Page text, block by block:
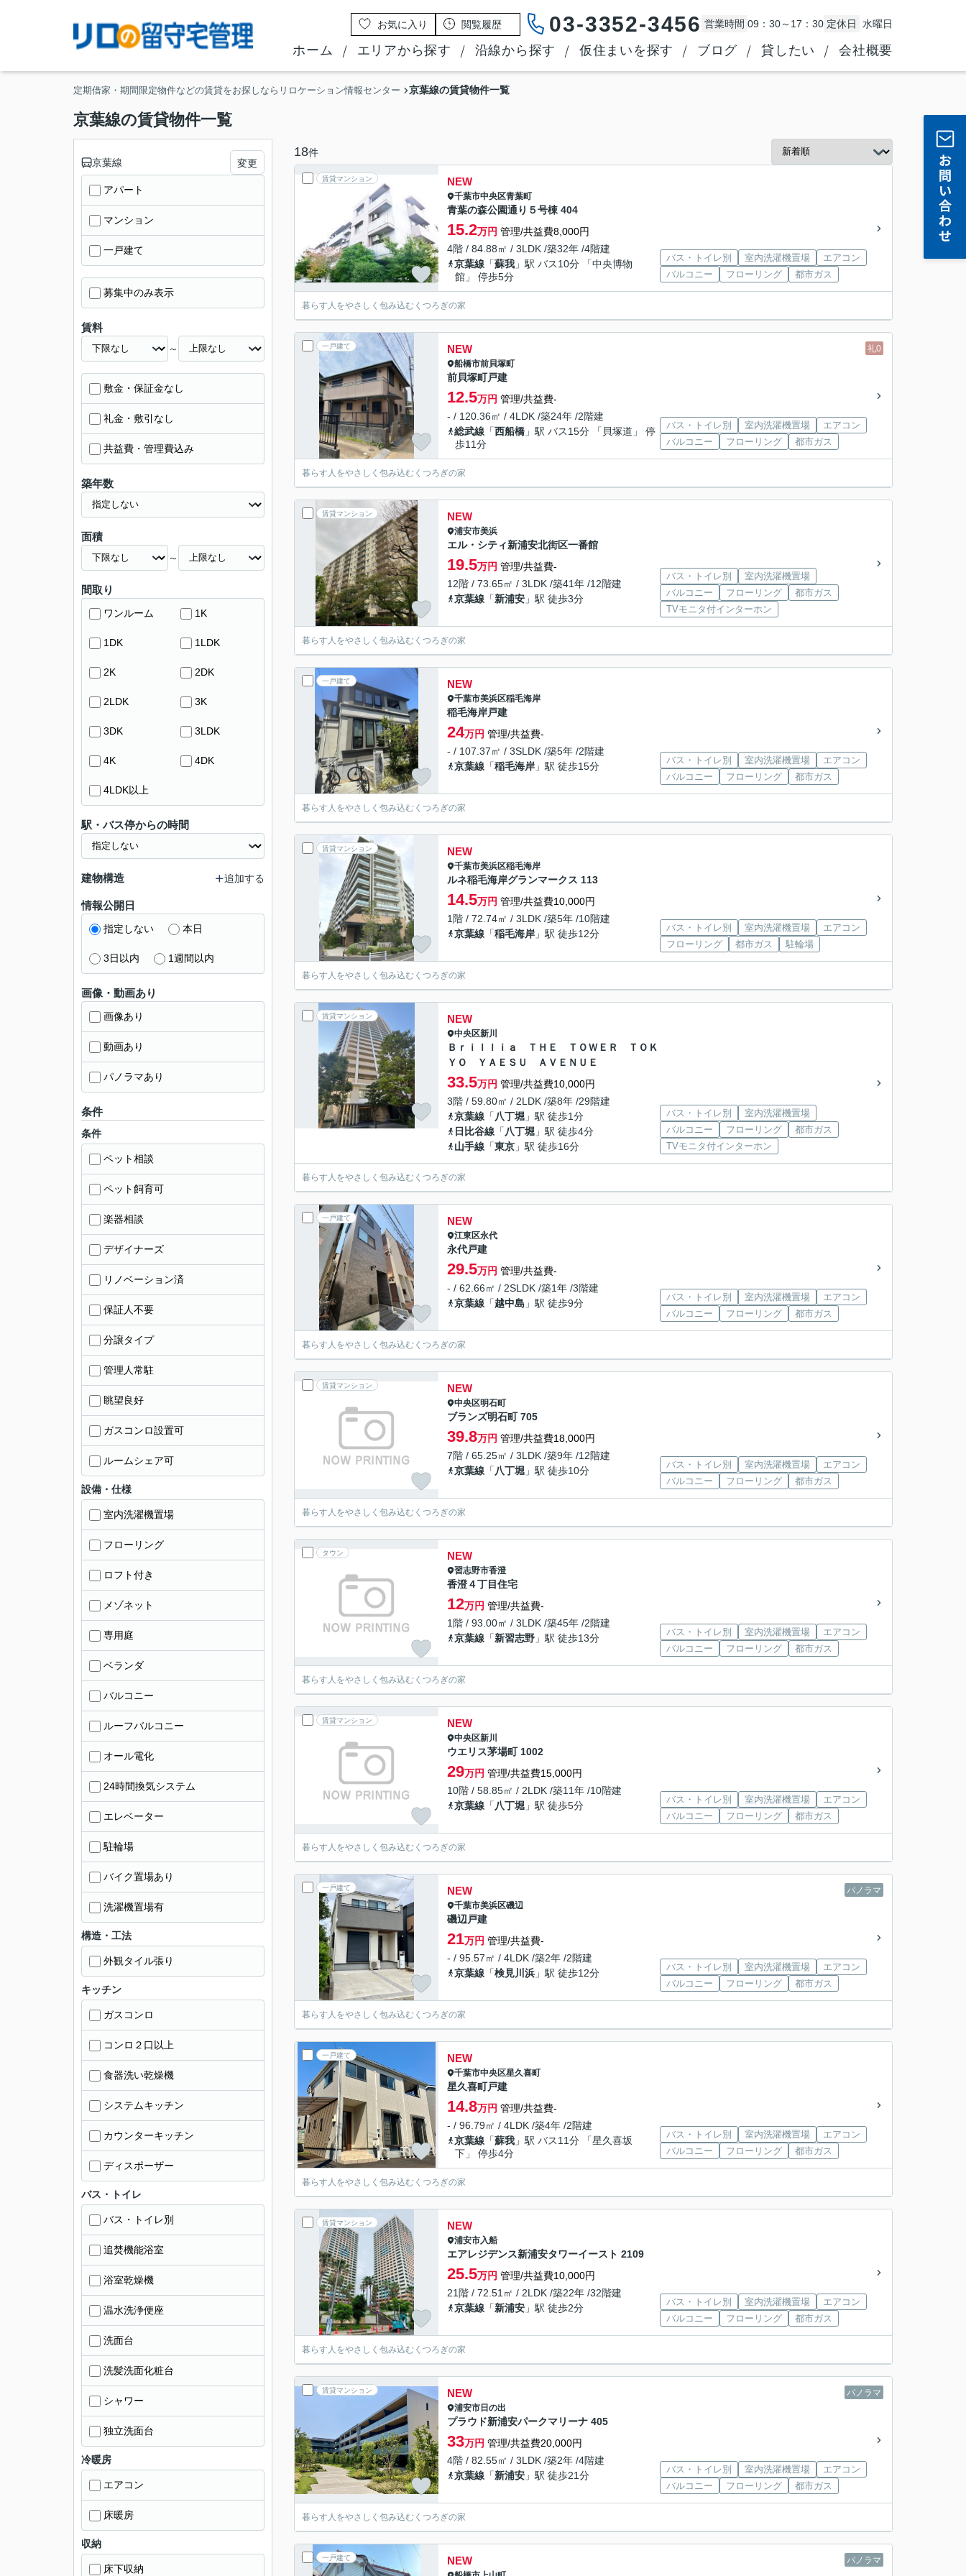
お気に入り 閲覧履歴 03-3352-3456 営業時間 09：30～17：30 定休日 水曜日
ホーム エリアから探す 沿線から探す 仮住まいを探す ブログ 貸したい 会社概要
定期借家・期間限定物件などの賃貸をお探しならリロケーション情報センター 京葉線の賃貸物件一覧
京葉線の賃貸物件一覧
18件
賃貸マンション NEW
千葉市中央区青葉町
青葉の森公園通り５号棟 404
15.2万円 管理/共益費8,000円
4階 / 84.88㎡ / 3LDK /築32年 /4階建
京葉線 「蘇我 」駅 バス10分 「中央博物
館」 停歩5分
バス・トイレ別 室内洗濯機置場
エアコン
バルコニー
フローリング 都市ガス
暮らす人をやさしく包み込むくつろぎの家
一戸建て 礼0
NEW
船橋市前貝塚町
前貝塚町戸建
12.5万円 管理/共益費-
- / 120.36㎡ / 4LDK /築24年 /2階建
総武線 「西船橋 」駅 バス15分 「貝塚道」 停
歩11分
バス・トイレ別 室内洗濯機置場
エアコン
バルコニー
フローリング 都市ガス
暮らす人をやさしく包み込むくつろぎの家
賃貸マンション NEW
浦安市美浜
エル・シティ新浦安北街区一番館
19.5万円 管理/共益費-
12階 / 73.65㎡ / 3LDK /築41年 /12階建
京葉線 「新浦安 」駅 徒歩3分
バス・トイレ別
室内洗濯機置場
バルコニー
フローリング
都市ガス
TVモニタ付インターホン
暮らす人をやさしく包み込むくつろぎの家
一戸建て NEW
千葉市美浜区稲毛海岸
稲毛海岸戸建
24万円 管理/共益費-
- / 107.37㎡ / 3SLDK /築5年 /2階建
京葉線 「稲毛海岸 」駅 徒歩15分
バス・トイレ別 室内洗濯機置場
エアコン
バルコニー
フローリング 都市ガス
暮らす人をやさしく包み込むくつろぎの家
賃貸マンション NEW
千葉市美浜区稲毛海岸
ルネ稲毛海岸グランマークス 113
14.5万円 管理/共益費10,000円
1階 / 72.74㎡ / 3LDK /築5年 /10階建
京葉線 「稲毛海岸 」駅 徒歩12分
バス・トイレ別 室内洗濯機置場
エアコン
フローリング
都市ガス 駐輪場
暮らす人をやさしく包み込むくつろぎの家
賃貸マンション NEW
中央区新川
Ｂｒｉｌｌｉａ ＴＨＥ ＴＯＷＥＲ ＴＯＫ
ＹＯ ＹＡＥＳＵ ＡＶＥＮＵＥ
33.5万円 管理/共益費10,000円
3階 / 59.80㎡ / 2LDK /築8年 /29階建
京葉線 「 八丁堀 」駅 徒歩1分
日比谷線 「 八丁堀 」駅 徒歩4分
山手線 「東京 」駅 徒歩16分
バス・トイレ別
室内洗濯機置場
バルコニー
フローリング
都市ガス
TVモニタ付インターホン
暮らす人をやさしく包み込むくつろぎの家
一戸建て NEW
江東区永代
永代戸建
29.5万円 管理/共益費-
- / 62.66㎡ / 2SLDK /築1年 /3階建
京葉線 「越中島 」駅 徒歩9分
バス・トイレ別 室内洗濯機置場
エアコン
バルコニー
フローリング 都市ガス
暮らす人をやさしく包み込むくつろぎの家
賃貸マンション NEW
中央区明石町
ブランズ明石町 705
39.8万円 管理/共益費18,000円
7階 / 65.25㎡ / 3LDK /築9年 /12階建
京葉線 「 八丁堀 」駅 徒歩10分
バス・トイレ別 室内洗濯機置場
エアコン
バルコニー
フローリング 都市ガス
暮らす人をやさしく包み込むくつろぎの家
タウン NEW
習志野市香澄
香澄４丁目住宅
12万円 管理/共益費-
1階 / 93.00㎡ / 3LDK /築45年 /2階建
京葉線 「新習志野 」駅 徒歩13分
バス・トイレ別 室内洗濯機置場
エアコン
バルコニー
フローリング 都市ガス
暮らす人をやさしく包み込むくつろぎの家
賃貸マンション NEW
中央区新川
ウエリス茅場町 1002
29万円 管理/共益費15,000円
10階 / 58.85㎡ / 2LDK /築11年 /10階建
京葉線 「 八丁堀 」駅 徒歩5分
バス・トイレ別 室内洗濯機置場
エアコン
バルコニー
フローリング 都市ガス
暮らす人をやさしく包み込むくつろぎの家
一戸建て パノラマ
NEW
千葉市美浜区磯辺
磯辺戸建
21万円 管理/共益費-
- / 95.57㎡ / 4LDK /築2年 /2階建
京葉線 「検見川浜 」駅 徒歩12分
バス・トイレ別 室内洗濯機置場
エアコン
バルコニー
フローリング 都市ガス
暮らす人をやさしく包み込むくつろぎの家
一戸建て NEW
千葉市中央区星久喜町
星久喜町戸建
14.8万円 管理/共益費-
- / 96.79㎡ / 4LDK /築4年 /2階建
京葉線 「蘇我 」駅 バス11分 「星久喜坂
下」 停歩4分
バス・トイレ別 室内洗濯機置場
エアコン
バルコニー
フローリング 都市ガス
暮らす人をやさしく包み込むくつろぎの家
賃貸マンション NEW
浦安市入船
エアレジデンス新浦安タワーイースト 2109
25.5万円 管理/共益費10,000円
21階 / 72.51㎡ / 2LDK /築22年 /32階建
京葉線 「新浦安 」駅 徒歩2分
バス・トイレ別 室内洗濯機置場
エアコン
バルコニー
フローリング 都市ガス
暮らす人をやさしく包み込むくつろぎの家
賃貸マンション パノラマ
NEW
浦安市 日の出
プラウド新浦安パークマリーナ 405
33万円 管理/共益費20,000円
4階 / 82.55㎡ / 3LDK /築2年 /4階建
京葉線 「新浦安 」駅 徒歩21分
バス・トイレ別 室内洗濯機置場
エアコン
バルコニー
フローリング 都市ガス
暮らす人をやさしく包み込むくつろぎの家
一戸建て パノラマ
NEW
京葉線 変更
アパート
マンション
一戸建て
募集中のみ表示
賃料
～
敷金・保証金なし
礼金・敷引なし
共益費・管理費込み
築年数
面積
～
間取り
ワンルーム 1K
1DK 1LDK
2K 2DK
2LDK 3K
3DK 3LDK
4K 4DK
4LDK以上
駅・バス停からの時間
建物構造 追加する
情報公開日
指定しない 本日
3日以内 1週間以内
画像・動画あり
画像あり
動画あり
パノラマあり
条件
条件
ペット相談
ペット飼育可
楽器相談
デザイナーズ
リノベーション済
保証人不要
分譲タイプ
管理人常駐
眺望良好
ガスコンロ設置可
ルームシェア可
設備・仕様
室内洗濯機置場
フローリング
ロフト付き
メゾネット
専用庭
ベランダ
バルコニー
ルーフバルコニー
オール電化
24時間換気システム
エレベーター
駐輪場
バイク置場あり
洗濯機置場有
構造・工法
外観タイル張り
キッチン
ガスコンロ
コンロ２口以上
食器洗い乾燥機
システムキッチン
カウンターキッチン
ディスポーザー
バス・トイレ
バス・トイレ別
追焚機能浴室
浴室乾燥機
温水洗浄便座
洗面台
洗髪洗面化粧台
シャワー
独立洗面台
冷暖房
エアコン
床暖房
収納
床下収納